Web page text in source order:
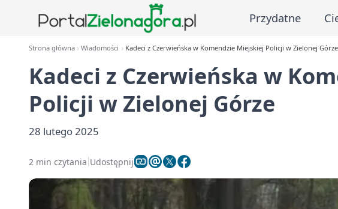
Przydatne
Strona główna Wiadomości Kadeci z Czerwieńska w Komendzie Miejskiej Policji w Zielonej Górze
Kadeci z Czerwieńska w
Policji w Zielonej Górze
28 lutego 2025
2 min czytania Udostępnij